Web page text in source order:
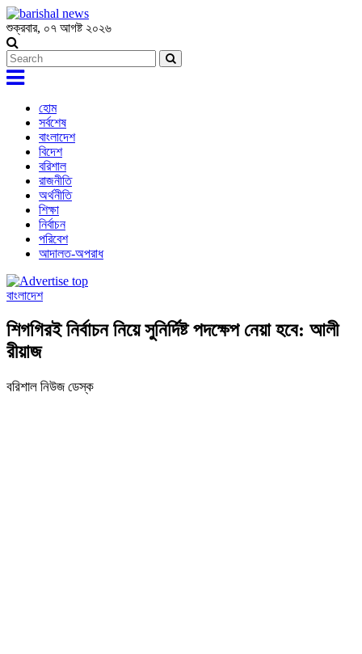
শুক্রবার, ০৭ আগষ্ট ২০২৬
হোম
সর্বশেষ
বাংলাদেশ
বিদেশ
বরিশাল
রাজনীতি
অর্থনীতি
শিক্ষা
নির্বাচন
পরিবেশ
আদালত-অপরাধ
বাংলাদেশ
শিগগিরই নির্বাচন নিয়ে সুনির্দিষ্ট পদক্ষেপ নেয়া হবে: আলী
রীয়াজ
বরিশাল নিউজ ডেস্ক